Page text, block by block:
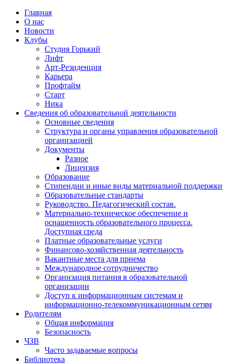
Главная
О нас
Новости
Клубы
Студия Горький
Лифт
Арт-Резиденция
Карьера
Профтайм
Старт
Ника
Сведения об образовательной деятельности
Основные сведения
Структура и органы управления образовательной
организацией
Документы
Разное
Лицензия
Образование
Стипендии и иные виды материальной поддержки
Образовательные стандарты
Руководство. Педагогический состав.
Материально-техническое обеспечение и
оснащенность образовательного процесса.
Доступная среда
Платные образовательные услуги
Финансово-хозяйственная деятельность
Вакантные места для приема
Международное сотрудничество
Организация питания в образовательной
организации
Доступ к информационным системам и
информационно-телекоммуникационным сетям
Родителям
Общая информация
Безопасность
ЧЗВ
Часто задаваемые вопросы
Библиотека